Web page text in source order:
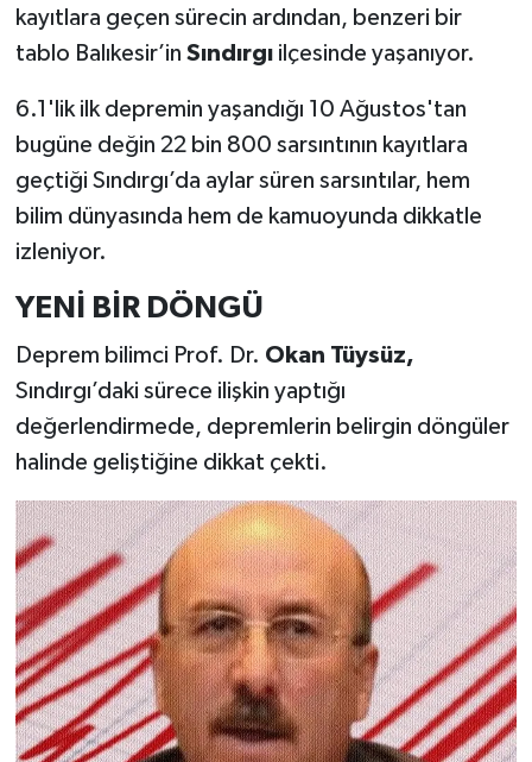
kayıtlara geçen sürecin ardından, benzeri bir
tablo Balıkesir’in Sındırgı ilçesinde yaşanıyor.
6.1'lik ilk depremin yaşandığı 10 Ağustos'tan
bugüne değin 22 bin 800 sarsıntının kayıtlara
geçtiği Sındırgı’da aylar süren sarsıntılar, hem
bilim dünyasında hem de kamuoyunda dikkatle
izleniyor.
YENİ BİR DÖNGÜ
Deprem bilimci Prof. Dr. Okan Tüysüz,
Sındırgı’daki sürece ilişkin yaptığı
değerlendirmede, depremlerin belirgin döngüler
halinde geliştiğine dikkat çekti.